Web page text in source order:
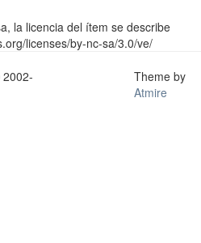
la licencia del ítem se describe
licenses/by-nc-sa/3.0/ve/
Theme by
Atmire